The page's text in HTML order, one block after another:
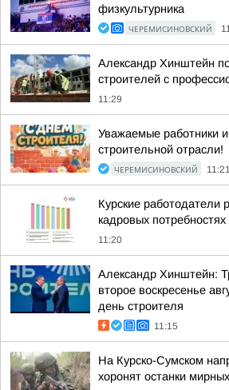
физкультурника
ЧЕРЕМИСИНОВСКИЙ
Александр Хинштейн
строителей с
11:29
Уважаемые работники
строительной отрасли!
ЧЕРЕМИСИНОВСКИЙ 11:21
Курские работодатели
кадровых потребностях
11:20
Александр Хинштейн:
второе воскресенье
день строителя
11:15
На Курско-Сумском
хоронят останки